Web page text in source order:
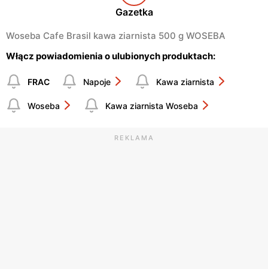
Gazetka
Woseba Cafe Brasil kawa ziarnista 500 g WOSEBA
Włącz powiadomienia o ulubionych produktach:
FRAC Napoje Kawa ziarnista
Woseba Kawa ziarnista Woseba
REKLAMA